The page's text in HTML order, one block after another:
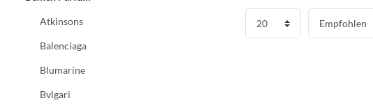
Atkinsons
Balenciaga
Blumarine
Bvlgari
EUR EUR
Übernehmen